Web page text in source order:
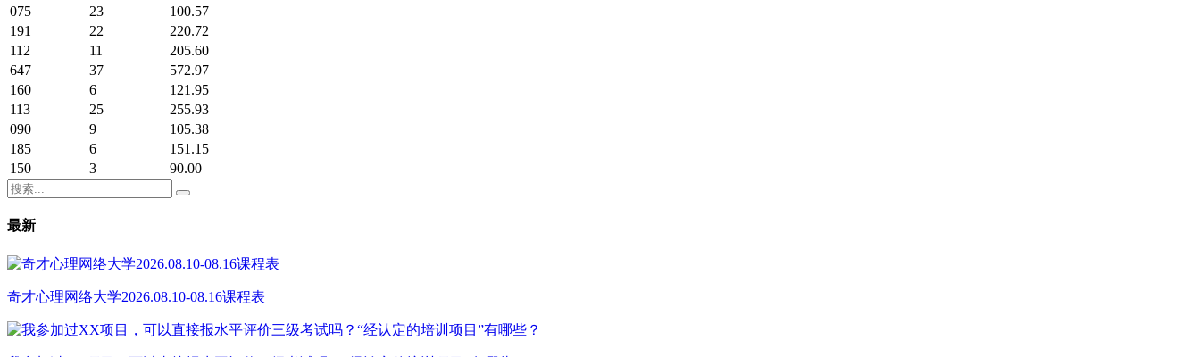
075
23
100.57
191
22
220.72
112
11
205.60
647
37
572.97
160
6
121.95
113
25
255.93
090
9
105.38
185
6
151.15
150
3 90.00
最新
奇才心理网络大学2026.08.10-08.16课程表